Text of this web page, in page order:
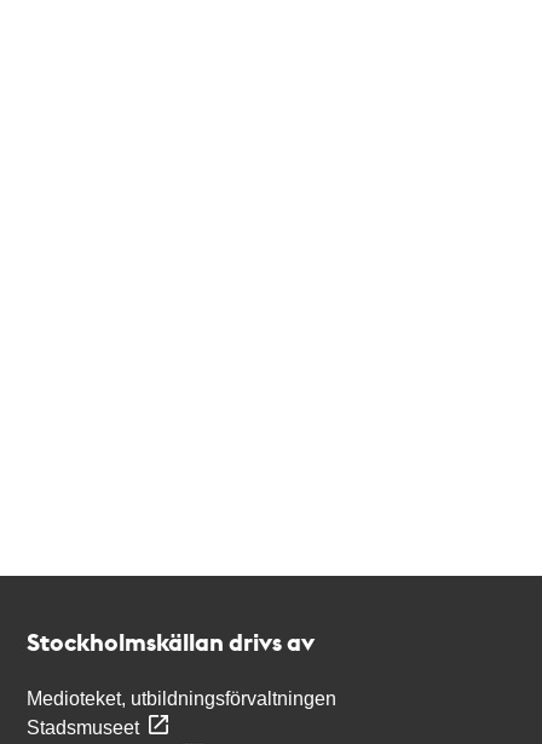
Stockholmskällan drivs av
Medioteket, utbildningsförvaltningen
Stadsmuseet